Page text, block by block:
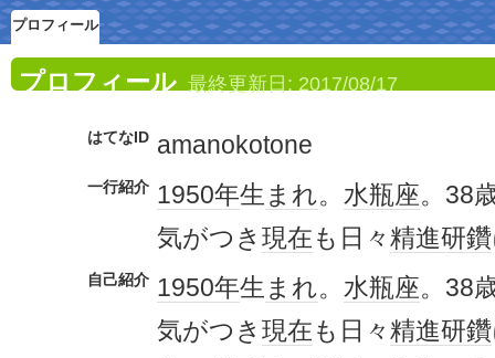
プロフィール
プロフィール 最終更新日: 2017/08/17
はてなID amanokotone
一行紹介 1950年生 まれ。 水瓶座。38
気がつき 現在も日々精進研鑽
自己紹介 1950年生 まれ。 水瓶座。38
気がつき 現在も日々精進研鑽